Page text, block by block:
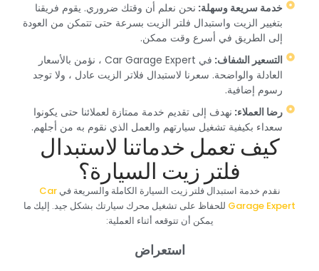
‏خدمة سريعة وسهلة: ‏ ‏نحن نعلم أن وقتك ضروري. يقوم فريقنا
بتغيير الزيت واستبدال فلتر الزيت بسرعة حتى تتمكن من العودة
إلى الطريق في أسرع وقت ممكن.‏
‏التسعير الشفاف: ‏
‏في Car Garage Expert ، نؤمن بالأسعار
العادلة والواضحة. سعرنا لاستبدال فلاتر الزيت عادل ، ولا توجد
رسوم إضافية.‏
‏رضا العملاء: ‏ ‏نهدف إلى تقديم خدمة ممتازة لعملائنا حتى يكونوا
سعداء بكيفية تشغيل سيارتهم والعمل الذي نقوم به من أجلهم.‏
‏كيف تعمل خدماتنا لاستبدال
فلتر زيت السيارة؟‏
‏نقدم خدمة استبدال فلتر زيت السيارة الكاملة والسريعة في ‏‏Car
Garage Expert‏ ‏للحفاظ على تشغيل محرك سيارتك بشكل جيد. إليك ما
يمكن أن تتوقعه أثناء العملية:‏
‏استعراض‏